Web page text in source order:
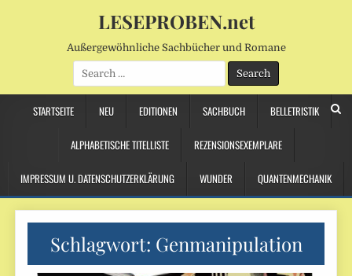
LESEPROBEN.net
Außergewöhnliche Sachbücher und Romane
Search
for:
STARTSEITE NEU EDITIONEN SACHBUCH BELLETRISTIK
ALPHABETISCHE TITELLISTE REZENSIONSEXEMPLARE
IMPRESSUM U. DATENSCHUTZERKLÄRUNG WUNDER QUANTENMECHANIK
Schlagwort: Genmanipulation